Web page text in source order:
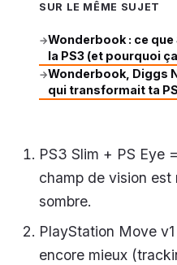
SUR LE MÊME SUJET
→Wonderbook : ce
la PS3 (et pourquoi
→Wonderbook, Diggs
qui transformait ta
PS3 Slim + PS Eye
champ de vision
sombre.
PlayStation Move
encore mieux